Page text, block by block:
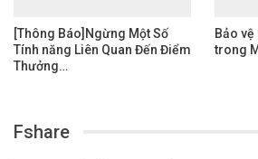
[Thông Báo]Ngừng Một Số
Tính năng Liên Quan Đến Điểm
Thưởng…
Bảo vệ
trong
Fshare